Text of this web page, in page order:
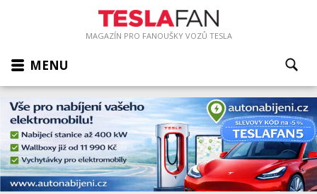
MAGAZÍN PRO FANOUŠKY VOZŮ TESLA
MENU